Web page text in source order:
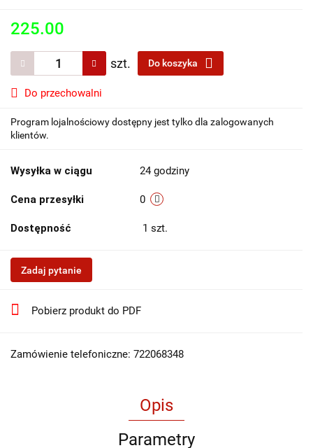
225.00
szt. Do koszyka
Do przechowalni
Program lojalnościowy dostępny jest tylko dla zalogowanych
klientów.
Wysyłka w ciągu 24 godziny
Cena przesyłki 0
Dostępność 1 szt.
Zadaj pytanie
Pobierz produkt do PDF
Zamówienie telefoniczne: 722068348
Opis
Parametry